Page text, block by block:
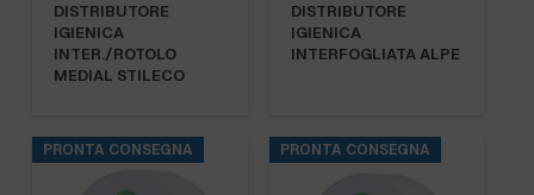
DISTRIBUTORE
IGIENICA
INTER./ROTOLO
MEDIAL STILECO
DISTRIBUTORE
IGIENICA
INTERFOGLIATA ALPE
PRONTA CONSEGNA PRONTA CONSEGNA